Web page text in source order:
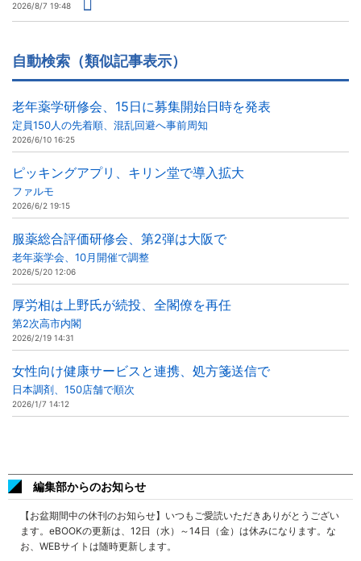
2026/8/7 19:48
自動検索（類似記事表示）
老年薬学研修会、15日に募集開始日時を発表
定員150人の先着順、混乱回避へ事前周知
2026/6/10 16:25
ピッキングアプリ、キリン堂で導入拡大
ファルモ
2026/6/2 19:15
服薬総合評価研修会、第2弾は大阪で
老年薬学会、10月開催で調整
2026/5/20 12:06
厚労相は上野氏が続投、全閣僚を再任
第2次高市内閣
2026/2/19 14:31
女性向け健康サービスと連携、処方箋送信で
日本調剤、150店舗で順次
2026/1/7 14:12
編集部からのお知らせ
【お盆期間中の休刊のお知らせ】いつもご愛読いただきありがとうござい
ます。eBOOKの更新は、12日（水）～14日（金）は休みになります。な
お、WEBサイトは随時更新します。